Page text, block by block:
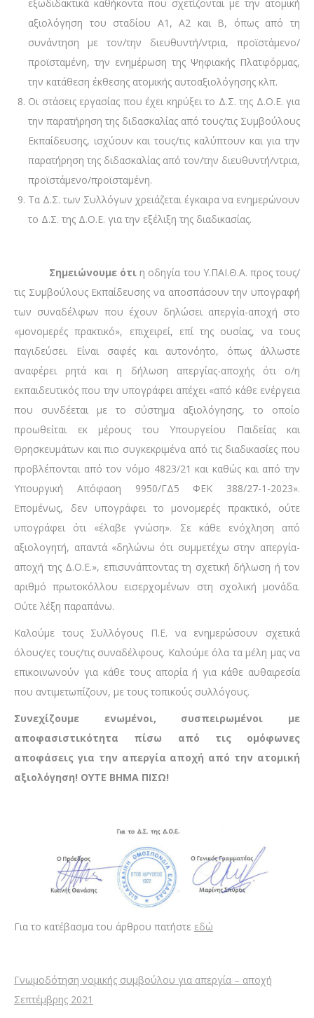
εξωδιδακτικά καθήκοντα που σχετίζονται με την ατομική
αξιολόγηση του σταδίου Α1, Α2 και Β, όπως από τη
συνάντηση με τον/την διευθυντή/ντρια, προϊστάμενο/
προϊσταμένη, την ενημέρωση της Ψηφιακής Πλατφόρμας,
την κατάθεση έκθεσης ατομικής αυτοαξιολόγησης κλπ.
Οι στάσεις εργασίας που έχει κηρύξει το Δ.Σ. της Δ.Ο.Ε. για
την παρατήρηση της διδασκαλίας από τους/τις Συμβούλους
Εκπαίδευσης, ισχύουν και τους/τις καλύπτουν και για την
παρατήρηση της διδασκαλίας από τον/την διευθυντή/ντρια,
προϊστάμενο/προϊσταμένη.
Τα Δ.Σ. των Συλλόγων χρειάζεται έγκαιρα να ενημερώνουν
το Δ.Σ. της Δ.Ο.Ε. για την εξέλιξη της διαδικασίας.
Σημειώνουμε ότι η οδηγία του Υ.ΠΑΙ.Θ.Α. προς τους/
τις Συμβούλους Εκπαίδευσης να αποσπάσουν την υπογραφή
των συναδέλφων που έχουν δηλώσει απεργία-αποχή στο
«μονομερές πρακτικό», επιχειρεί, επί της ουσίας, να τους
παγιδεύσει. Είναι σαφές και αυτονόητο, όπως άλλωστε
αναφέρει ρητά και η δήλωση απεργίας-αποχής ότι ο/η
εκπαιδευτικός που την υπογράφει απέχει «από κάθε ενέργεια
που συνδέεται με το σύστημα αξιολόγησης, το οποίο
προωθείται εκ μέρους του Υπουργείου Παιδείας και
Θρησκευμάτων και πιο συγκεκριμένα από τις διαδικασίες που
προβλέπονται από τον νόμο 4823/21 και καθώς και από την
Υπουργική Απόφαση 9950/ΓΔ5 ΦΕΚ 388/27-1-2023».
Επομένως, δεν υπογράφει το μονομερές πρακτικό, ούτε
υπογράφει ότι «έλαβε γνώση». Σε κάθε ενόχληση από
αξιολογητή, απαντά «δηλώνω ότι συμμετέχω στην απεργία-
αποχή της Δ.Ο.Ε.», επισυνάπτοντας τη σχετική δήλωση ή τον
αριθμό πρωτοκόλλου εισερχομένων στη σχολική μονάδα.
Ούτε λέξη παραπάνω.
Καλούμε τους Συλλόγους Π.Ε. να ενημερώσουν σχετικά
όλους/ες τους/τις συναδέλφους. Καλούμε όλα τα μέλη μας να
επικοινωνούν για κάθε τους απορία ή για κάθε αυθαιρεσία
που αντιμετωπίζουν, με τους τοπικούς συλλόγους.
Συνεχίζουμε ενωμένοι, συσπειρωμένοι με
αποφασιστικότητα πίσω από τις ομόφωνες
αποφάσεις για την απεργία αποχή από την ατομική
αξιολόγηση! ΟΥΤΕ ΒΗΜΑ ΠΙΣΩ!
Για το κατέβασμα του άρθρου πατήστε εδώ
Γνωμοδότηση νομικής συμβούλου για απεργία – αποχή
Σεπτέμβρης 2021